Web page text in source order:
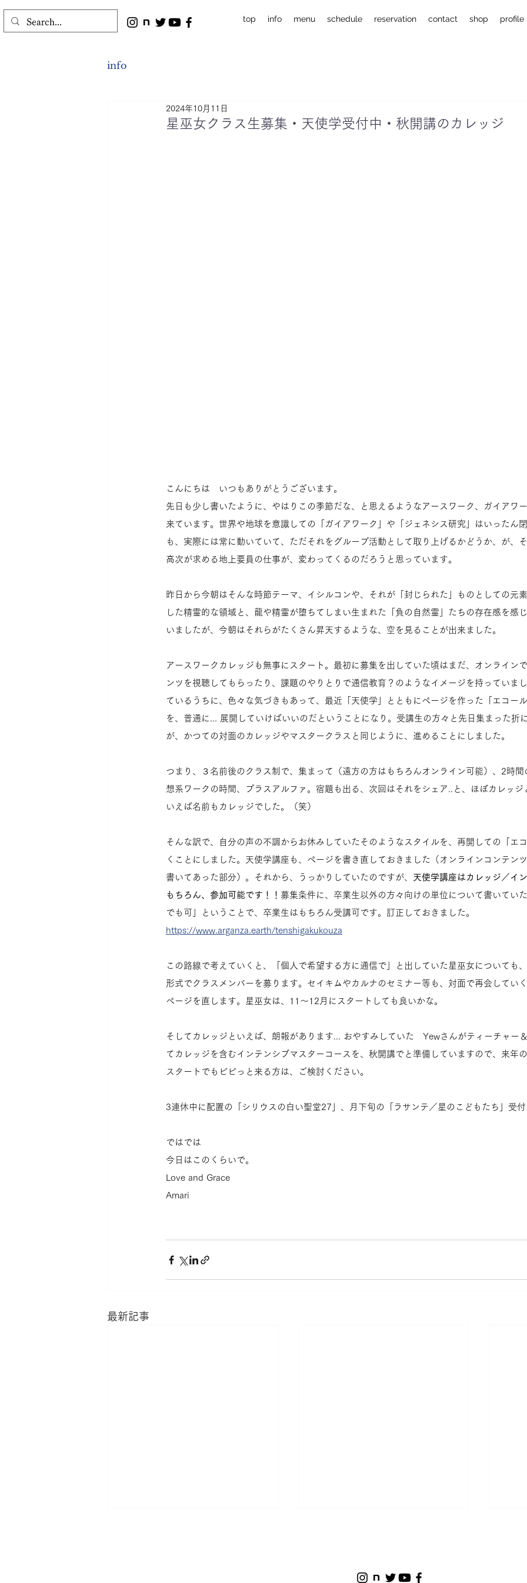
top info menu schedule reservation contact shop profile
info
星巫女クラス生募集・天使学受付中・秋開講のカレッジ
2024年10月11日
こんにちは　いつもありがとうございます。
先日も少し書いたように、やはりこの季節だな、と思えるようなアースワーク、ガイアワ
来ています。世界や地球を意識しての「ガイアワーク」や「ジェネシス研究」はいったん
も、実際には常に動いていて、ただそれをグループ活動として取り上げるかどうか、が、
高次が求める地上要員の仕事が、変わってくるのだろうと思っています。
昨日から今朝はそんな時節テーマ、イシルコンや、それが「封じられた」ものとしての元
した精霊的な領域と、龍や精霊が堕ちてしまい生まれた「負の自然霊」たちの存在感を感
いましたが、今朝はそれらがたくさん昇天するような、空を見ることが出来ました。
アースワークカレッジも無事にスタート。最初に募集を出していた頃はまだ、オンライン
ンツを視聴してもらったり、課題のやりとりで通信教育？のようなイメージを持っていま
ているうちに、色々な気づきもあって、最近「天使学」とともにページを作った「エコー
を、普通に... 展開していけばいいのだということになり。受講生の方々と先日集まった折
が、かつての対面のカレッジやマスタークラスと同じように、進めることにしました。
つまり、３名前後のクラス制で、集まって（遠方の方はもちろんオンライン可能）、2時
想系ワークの時間、プラスアルファ。宿題も出る、次回はそれをシェア..と、ほぼカレッジ
いえば名前もカレッジでした。（笑）
そんな訳で、自分の声の不調からお休みしていたそのようなスタイルを、再開しての「エ
くことにしました。天使学講座も、ページを書き直しておきました（オンラインコンテン
書いてあった部分）。それから、うっかりしていたのですが、 天使学講座はカレッジ／イ
もちろん、参加可能です！！ 募集条件に、卒業生以外の方々向けの単位について書いてい
でも可」ということで、卒業生はもちろん受講可です。訂正しておきました。
https://www.arganza.earth/tenshigakukouza
この路線で考えていくと、「個人で希望する方に通信で」と出していた星巫女についても
形式でクラスメンバーを募ります。セイキムやカルナのセミナー等も、対面で再会してい
ページを直します。星巫女は、11〜12月にスタートしても良いかな。
そしてカレッジといえば、朗報があります... おやすみしていた　Yewさんがティーチャー
てカレッジを含むインテンシブマスターコースを、秋開講でと準備していますので、来年
スタートでもビビっと来る方は、ご検討ください。
3連休中に配置の「シリウスの白い聖堂27」、月下旬の「ラサンテ／星のこどもたち」受
ではでは
今日はこのくらいで。
Love and Grace
Amari
最新記事